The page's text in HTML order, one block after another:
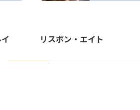
リスボン・エイト